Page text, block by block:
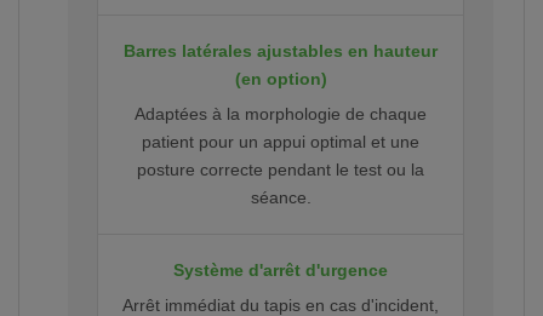
Barres latérales ajustables en hauteur
(en option)
Adaptées à la morphologie de chaque
patient pour un appui optimal et une
posture correcte pendant le test ou la
séance.
Système d'arrêt d'urgence
Arrêt immédiat du tapis en cas d'incident,